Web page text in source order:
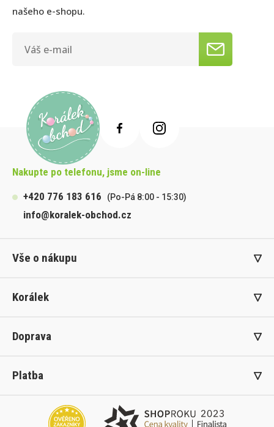
našeho e-shopu.
Nakupte po telefonu, jsme on-line
+420 776 183 616
(Po-Pá 8:00 - 15:30)
info@koralek-obchod.cz
Vše o nákupu
Korálek
Doprava
Platba